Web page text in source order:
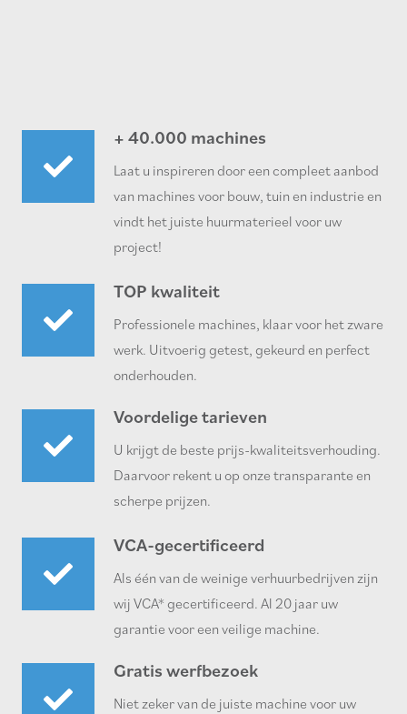
+ 40.000 machines
Laat u inspireren door een compleet aanbod
van machines voor bouw, tuin en industrie en
vindt het juiste huurmaterieel voor uw
project!
TOP kwaliteit
Professionele machines, klaar voor het zware
werk. Uitvoerig getest, gekeurd en perfect
onderhouden.
Voordelige tarieven
U krijgt de beste prijs-kwaliteitsverhouding.
Daarvoor rekent u op onze transparante en
scherpe prijzen.
VCA-gecertificeerd
Als één van de weinige verhuurbedrijven zijn
wij VCA* gecertificeerd. Al 20 jaar uw
garantie voor een veilige machine.
Gratis werfbezoek
Niet zeker van de juiste machine voor uw